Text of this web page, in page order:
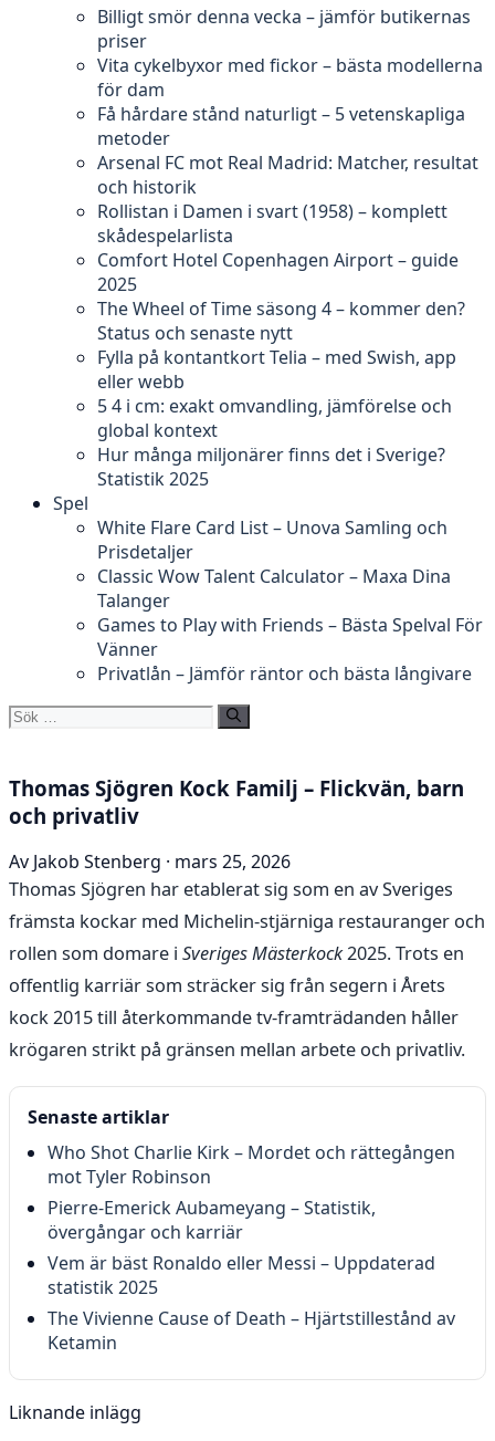
Billigt smör denna vecka – jämför butikernas
priser
Vita cykelbyxor med fickor – bästa modellerna
för dam
Få hårdare stånd naturligt – 5 vetenskapliga
metoder
Arsenal FC mot Real Madrid: Matcher, resultat
och historik
Rollistan i Damen i svart (1958) – komplett
skådespelarlista
Comfort Hotel Copenhagen Airport – guide
2025
The Wheel of Time säsong 4 – kommer den?
Status och senaste nytt
Fylla på kontantkort Telia – med Swish, app
eller webb
5 4 i cm: exakt omvandling, jämförelse och
global kontext
Hur många miljonärer finns det i Sverige?
Statistik 2025
Spel
White Flare Card List – Unova Samling och
Prisdetaljer
Classic Wow Talent Calculator – Maxa Dina
Talanger
Games to Play with Friends – Bästa Spelval För
Vänner
Privatlån – Jämför räntor och bästa långivare
Sök
Thomas Sjögren Kock Familj – Flickvän, barn
och privatliv
Av Jakob Stenberg · mars 25, 2026
Thomas Sjögren har etablerat sig som en av Sveriges
främsta kockar med Michelin-stjärniga restauranger och
rollen som domare i Sveriges Mästerkock2025. Trots en
offentlig karriär som sträcker sig från segern i Årets
kock 2015 till återkommande tv-framträdanden håller
krögaren strikt på gränsen mellan arbete och privatliv.
Senaste artiklar
Who Shot Charlie Kirk – Mordet och rättegången
mot Tyler Robinson
Pierre-Emerick Aubameyang – Statistik,
övergångar och karriär
Vem är bäst Ronaldo eller Messi – Uppdaterad
statistik 2025
The Vivienne Cause of Death – Hjärtstillestånd av
Ketamin
Liknande inlägg